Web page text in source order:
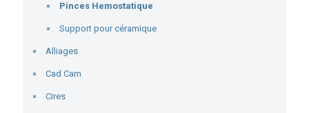
Pinces Hemostatique
Support pour céramique
Alliages
Cad Cam
Cires